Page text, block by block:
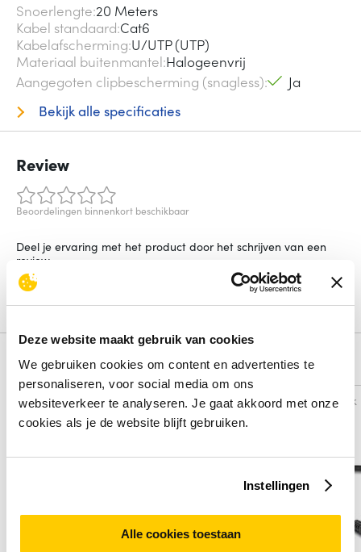
Deze website maakt gebruik van cookies
We gebruiken cookies om content en advertenties te
personaliseren, voor social media om ons
websiteverkeer te analyseren. Je gaat akkoord met onze
cookies als je de website blijft gebruiken.
Instellingen
Alle cookies toestaan
Snoerlengte 20 Meters
Kabel standaard Cat6
Kabelafscherming U/UTP (UTP)
Materiaal buitenmantel Halogeenvrij
Aangegoten clipbescherming (snagless)
Ja
Bekijk alle specificaties
Review
Beoordelingen binnenkort beschikbaar
Deel je ervaring met het product door het schrijven van een
review.
Schrijf een review
Alternatieven
Vergelijk Vergelijk